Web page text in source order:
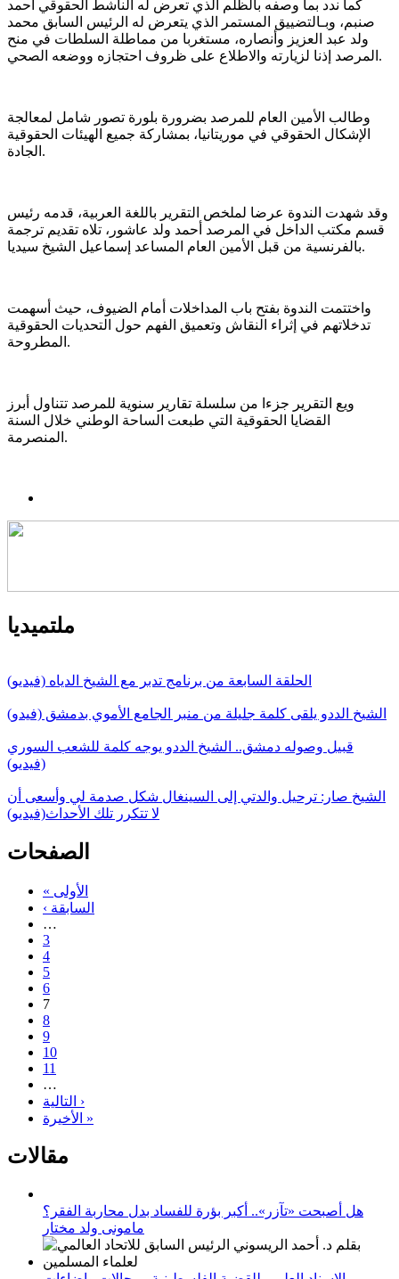
كما ندد بما وصفه بالظلم الذي تعرض له الناشط الحقوقي أحمد
صنبم، وبـالتضييق المستمر الذي يتعرض له الرئيس السابق محمد
ولد عبد العزيز وأنصاره، مستغربا من مماطلة السلطات في منح
المرصد إذنا لزيارته والاطلاع على ظروف احتجازه ووضعه الصحي.
وطالب الأمين العام للمرصد بضرورة بلورة تصور شامل لمعالجة
الإشكال الحقوقي في موريتانيا، بمشاركة جميع الهيئات الحقوقية
الجادة.
وقد شهدت الندوة عرضا لملخص التقرير باللغة العربية، قدمه رئيس
قسم مكتب الداخل في المرصد أحمد ولد عاشور، تلاه تقديم ترجمة
بالفرنسية من قبل الأمين العام المساعد إسماعيل الشيخ سيديا.
واختتمت الندوة بفتح باب المداخلات أمام الضيوف، حيث أسهمت
تدخلاتهم في إثراء النقاش وتعميق الفهم حول التحديات الحقوقية
المطروحة.
ويع التقرير جزءا من سلسلة تقارير سنوية للمرصد تتناول أبرز
القضايا الحقوقية التي طبعت الساحة الوطني خلال السنة
المنصرمة.
ملتميديا
الحلقة السابعة من برنامج تدبر مع الشيخ الدياه (فيديو)
الشيخ الددو يلقى كلمة جليلة من منبر الجامع الأموي بدمشق (فيدو)
قبيل وصوله دمشق.. الشيخ الددو يوجه كلمة للشعب السوري
(فيديو)
الشيخ صار: ترحيل والدتي إلى السينغال شكل صدمة لي وأسعى أن
لا تتكرر تلك الأحداث(فيديو)
الصفحات
« الأولى
‹ السابقة
…
3
4
5
6
7
8
9
10
11
…
التالية ›
الأخيرة »
مقالات
هل أصبحت «تآزر».. أكبر بؤرة للفساد بدل محاربة الفقر؟
مامونى ولد مختار